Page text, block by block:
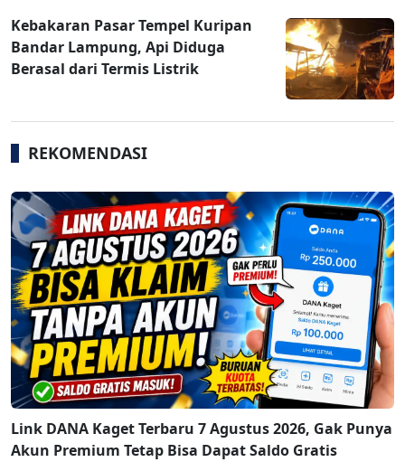
Kebakaran Pasar Tempel Kuripan
Bandar Lampung, Api Diduga
Berasal dari Termis Listrik
REKOMENDASI
Link DANA Kaget Terbaru 7 Agustus 2026, Gak Punya
Akun Premium Tetap Bisa Dapat Saldo Gratis